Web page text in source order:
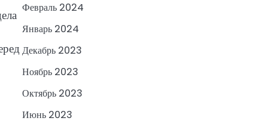
Февраль 2024
Январь 2024
Декабрь 2023
Ноябрь 2023
Октябрь 2023
Июнь 2023